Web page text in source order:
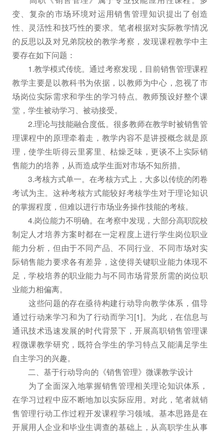
变、复杂的市场环境对运用销售管理知识提出了创造
性、灵活性和技巧性的要求。笔者根据对实际教学情况
的反思以及对兄弟院校的教学考察，发现课程教学中主
要存在如下问题：
1.教学模式传统。通过考察发现，目前销售管理课程
教学主要是以教科书为依据，以教师为中心，忽视了市
场岗位实际需求和学生的学习特点。教师预设好整个课
堂，学生被动学习、被动接受。
2.理论与技能融合度低。很多教师在教学时被销售管
理课程中的原理牵着走，教学内容不是讲授概念就是原
理，使学生听得云里雾里、枯燥乏味，更谈不上实际销
售能力的培养，从而造成学生面对市场不知所措。
3.考核方式单一。在考核方式上，大多以传统的闭卷
考试为主。这种考核方式能较好考核学生对于理论知识
的掌握程度，但难以进行市场业务操作技能的考核。
4.岗位能力不明确。在考察中发现，大部分高职院校
制定人才培养方案时都在一定程度上进行学生岗位职业
能力分析，但由于不同产品、不同行业、不同市场对实
际销售能力要求各有差异，这使得关键职业能力体现不
足，学校培养的职业能力与不同市场背景所需的岗位职
业能力相偏离。
这些问题的存在亟待构建行动导向教学体系，倡导
通过行动来学习和为了行动而学习[1]。为此，在信息与
通讯技术迅速发展的时代背景下，开展高职销售管理课
程微课教学研究，既符合学生的学习特点又能满足学生
自主学习的兴趣。
二、基于行动导向的《销售管理》微课教学设计
为了全面深入地掌握销售管理相关理论知识体系，
在学习过程中应不断地加以实际应用。对此，笔者就销
售管理行动工作过程开发课程学习领域。基本思路是在
开展用人企业和毕业生调查的基础上，从高职学生从事